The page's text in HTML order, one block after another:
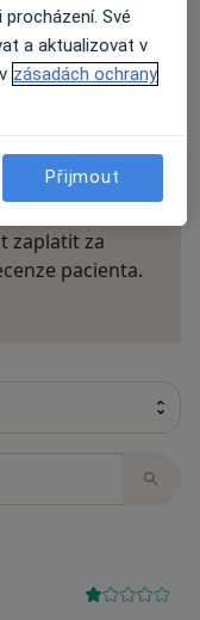
zaplatit za
pacienta.
Své
a aktualizovat v
zásadách ochrany
Přijmout